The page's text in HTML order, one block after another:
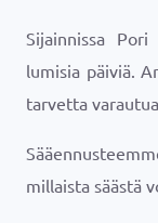
Sijainnissa
lumisia päiviä.
tarvetta
millaista säästä